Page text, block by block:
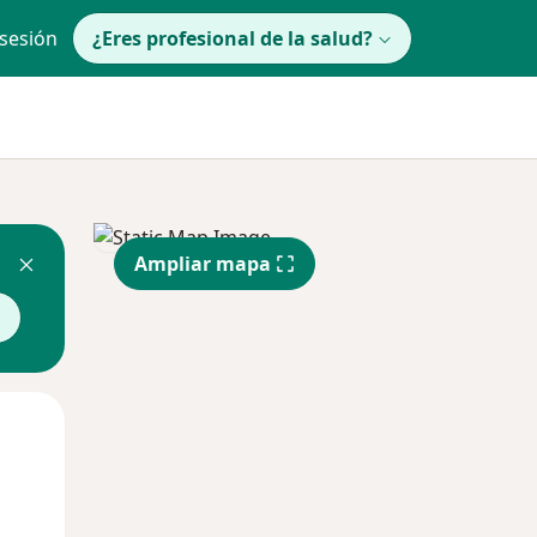
¿Eres profesional de la salud?
Ampliar mapa